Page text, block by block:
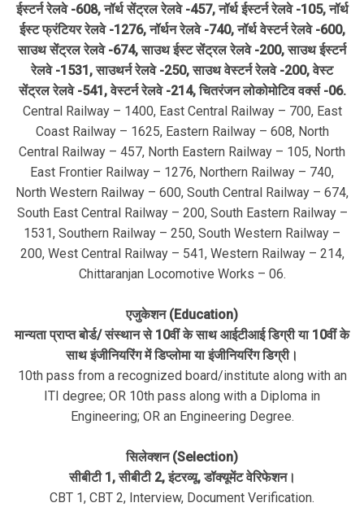
ईस्टर्न रेलवे -608, नॉर्थ सेंट्रल रेलवे -457, नॉर्थ ईस्टर्न रेलवे -105, नॉर्थ
ईस्ट फ्रंटियर रेलवे -1276, नॉर्थन रेलवे -740, नॉर्थ वेस्टर्न रेलवे -600,
साउथ सेंट्रल रेलवे -674, साउथ ईस्ट सेंट्रल रेलवे -200, साउथ ईस्टर्न
रेलवे -1531, साउथर्न रेलवे -250, साउथ वेस्टर्न रेलवे -200, वेस्ट
सेंट्रल रेलवे -541, वेस्टर्न रेलवे -214, चितरंजन लोकोमोटिव वर्क्स -06.
Central Railway – 1400, East Central Railway – 700, East
Coast Railway – 1625, Eastern Railway – 608, North
Central Railway – 457, North Eastern Railway – 105, North
East Frontier Railway – 1276, Northern Railway – 740,
North Western Railway – 600, South Central Railway – 674,
South East Central Railway – 200, South Eastern Railway –
1531, Southern Railway – 250, South Western Railway –
200, West Central Railway – 541, Western Railway – 214,
Chittaranjan Locomotive Works – 06.
एजुकेशन (Education)
मान्यता प्राप्त बोर्ड/ संस्थान से 10वीं के साथ आईटीआई डिग्री या 10वीं के
साथ इंजीनियरिंग में डिप्लोमा या इंजीनियरिंग डिग्री।
10th pass from a recognized board/institute along with an
ITI degree; OR 10th pass along with a Diploma in
Engineering; OR an Engineering Degree.
सिलेक्शन (Selection)
सीबीटी 1, सीबीटी 2, इंटरव्यू, डॉक्यूमेंट वेरिफेशन।
CBT 1, CBT 2, Interview, Document Verification.